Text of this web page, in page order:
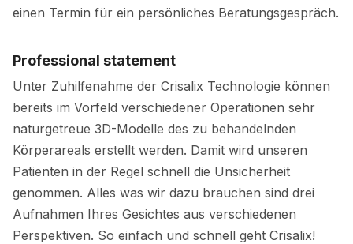
einen Termin für ein persönliches Beratungsgespräch.
Professional statement
Unter Zuhilfenahme der Crisalix Technologie können
bereits im Vorfeld verschiedener Operationen sehr
naturgetreue 3D-Modelle des zu behandelnden
Körperareals erstellt werden. Damit wird unseren
Patienten in der Regel schnell die Unsicherheit
genommen. Alles was wir dazu brauchen sind drei
Aufnahmen Ihres Gesichtes aus verschiedenen
Perspektiven. So einfach und schnell geht Crisalix!